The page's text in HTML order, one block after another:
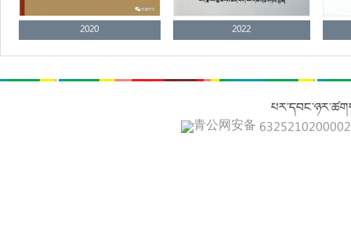
2020 2022
青公网安备